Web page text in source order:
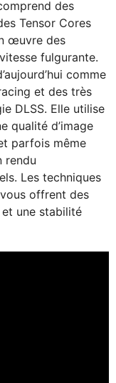
des
Tensor Cores
œuvre des
fulgurante.
comme
et des très
DLSS. Elle utilise
qualité d’image
parfois même
rendu
Les techniques
offrent des
une stabilité